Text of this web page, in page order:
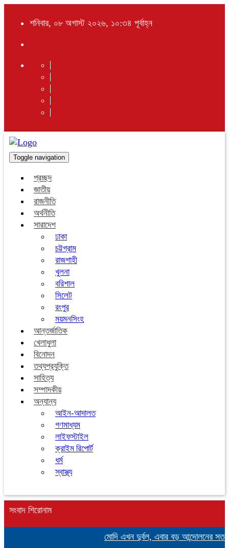
শনিবার, ০৮ অগাস্ট ২০২৬, ১০:৩৪ পূর্বাহ্ন
Toggle navigation
প্রচ্ছদ
জাতীয়
রাজনীতি
অর্থনীতি
সারাদেশ
ঢাকা
চট্টগ্রাম
রাজশাহী
খুলনা
বরিশাল
সিলেট
রংপুর
ময়মনসিংহ
আন্তর্জাতিক
খেলাধুলা
বিনোদন
তথ্যপ্রযুক্তি
সাহিত্য
সম্পাদকীয়
অন্যান্য
আইন-আদালত
গণমাধ্যম
লাইফস্টাইল
ক্রাইম রিপোর্ট
ধর্ম
স্বাস্থ্য
সংবাদ শিরোনাম
মোদি এখন দুর্বল, এবার বড় আন্দোলনের